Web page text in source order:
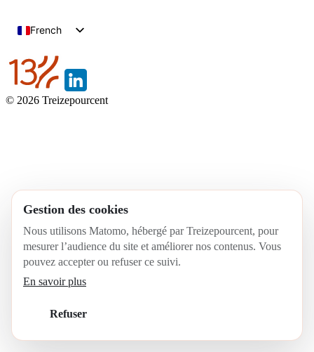
French
English
© 2026 Treizepourcent
Gestion des cookies
Nous utilisons Matomo, hébergé par Treizepourcent, pour
mesurer l’audience du site et améliorer nos contenus. Vous
pouvez accepter ou refuser ce suivi.
En savoir plus
Refuser